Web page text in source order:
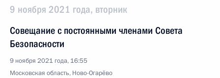
9 ноября 2021 года, вторник
Совещание с постоянными членами Совета
Безопасности
9 ноября 2021 года, 16:55
Московская область, Ново-Огарёво